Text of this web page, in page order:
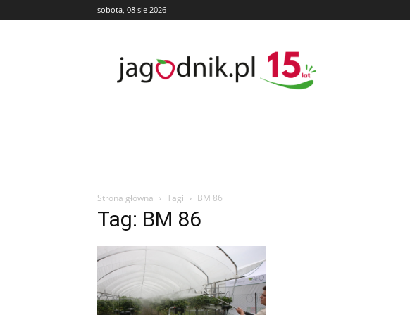
sobota, 08 sie 2026
Strona główna Tagi BM 86
Tag: BM 86